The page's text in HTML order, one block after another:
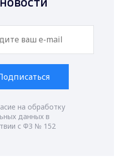
новости
на обработку
данных в
с ФЗ № 152